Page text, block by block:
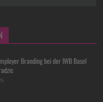
Branding bei der IWB Basel